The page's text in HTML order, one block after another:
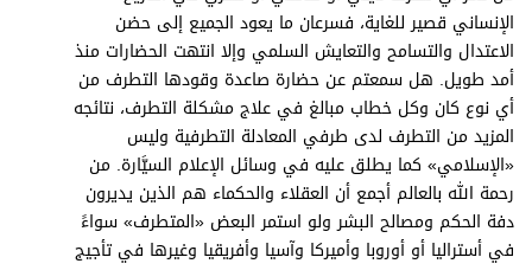
الإنساني قصير للغاية، فسرعان ما يعود الجميع إلى حضن
الاعتدال والتسامح والتعايش السلمي وإلا انتهت الحضارات منذ
أمد طويل. هل سمعتم عن حضارة صاعدة وقودها التطرف من
أي نوع كان وكل خطاب مبالغ في علاج مشكلة التطرف، نتائجه
المزيد من التطرف لدى طرفي المعادلة التطرفية وليس
«الإسلامي» كما يطلق عليه في وسائل الإعلام السيَّارة. من
رحمة الله بالعالم أجمع أن العقلاء والحكماء هم الذين يديرون
دفة الحكم ومصالح البشر ولو استمر البعض «المتطرف» سواءً
في أستراليا أو أوروبا وأميركا وآسيا وأفريقيا وغيرها في تأجيج